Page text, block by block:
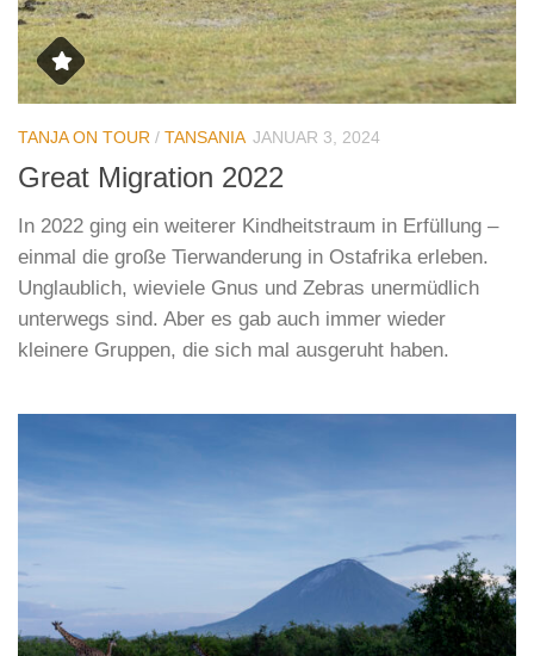
TANJA ON TOUR / TANSANIA JANUAR 3, 2024
Great Migration 2022
In 2022 ging ein weiterer Kindheitstraum in Erfüllung –
einmal die große Tierwanderung in Ostafrika erleben.
Unglaublich, wieviele Gnus und Zebras unermüdlich
unterwegs sind. Aber es gab auch immer wieder
kleinere Gruppen, die sich mal ausgeruht haben.